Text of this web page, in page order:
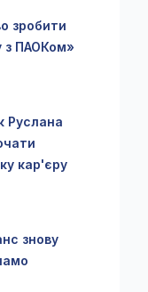
зробити
з ПАОКом»
Руслана
кар'єру
знову